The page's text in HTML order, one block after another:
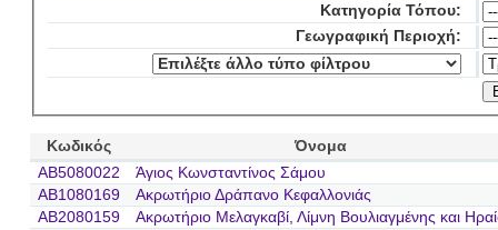
Κατηγορία Τόπου:
Γεωγραφική Περιοχή:
Κωδικός
Όνομα
AB5080022
Άγιος Κωνσταντίνος Σάμου
AB1080169
Ακρωτήριο Δράπανο Κεφαλλονιάς
AB2080159
Ακρωτήριο Μελαγκαβί, Λίμνη Βουλιαγμένης και